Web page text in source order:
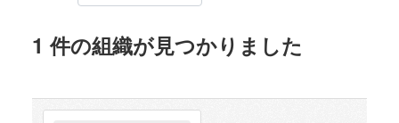
1 件の組織が見つかりました